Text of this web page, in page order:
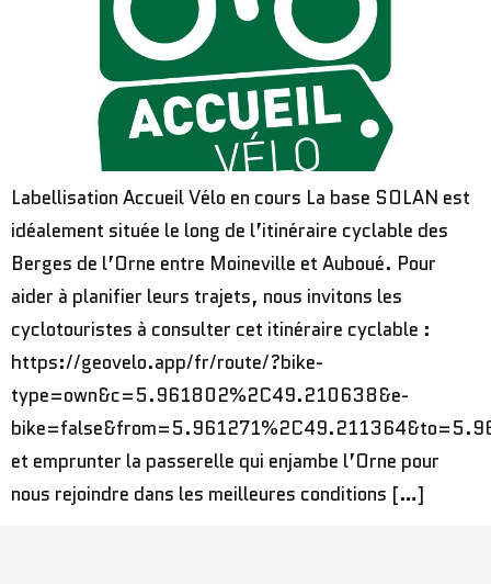
Labellisation Accueil Vélo en cours La base SOLAN est
idéalement située le long de l’itinéraire cyclable des
Berges de l’Orne entre Moineville et Auboué. Pour
aider à planifier leurs trajets, nous invitons les
cyclotouristes à consulter cet itinéraire cyclable :
https://geovelo.app/fr/route/?bike-
type=own&c=5.961802%2C49.210638&e-
et emprunter la passerelle qui enjambe l’Orne pour
nous rejoindre dans les meilleures conditions […]